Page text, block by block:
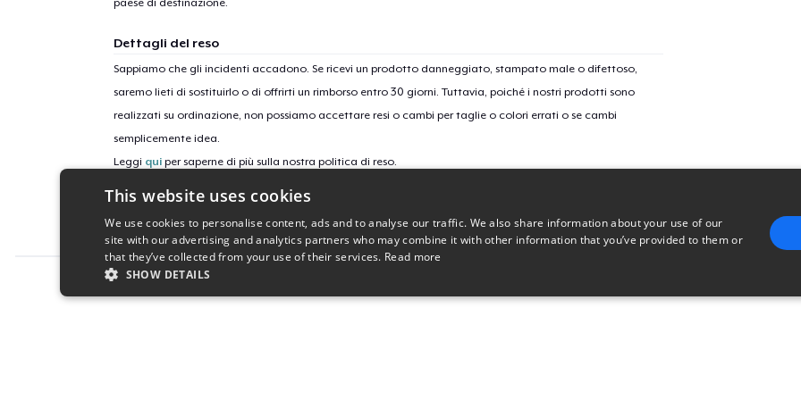
paese di destinazione.
Dettagli del reso
Sappiamo che gli incidenti accadono. Se ricevi un prodotto danneggiato, stampato male o difettoso,
saremo lieti di sostituirlo o di offrirti un rimborso entro 30 giorni. Tuttavia, poiché i nostri prodotti sono
realizzati su ordinazione, non possiamo accettare resi o cambi per taglie o colori errati o se cambi
semplicemente idea.
Leggi quiper saperne di più sulla nostra politica di reso.
ID campagne
DNA-bonds-of-love
This website uses cookies
We use cookies to personalise content, ads and to analyse our traffic. We also share information about your use of our
site with our advertising and analytics partners who may combine it with other information that you’ve provided to them or
that they’ve collected from your use of their services. Read more
SHOW DETAILS